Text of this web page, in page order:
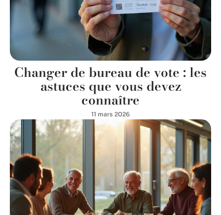
Changer de bureau de vote : les
astuces que vous devez
connaître
11 mars 2026